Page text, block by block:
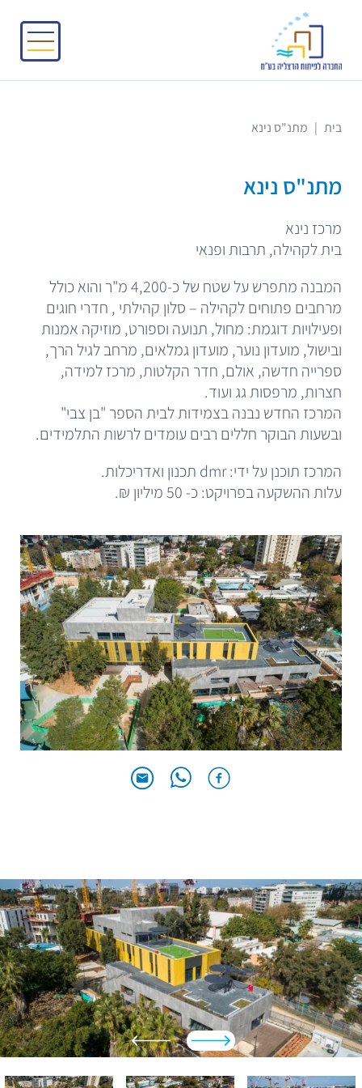
בית | מתנ"ס נינא
מתנ"ס נינא
מרכז נינא
בית לקהילה, תרבות ופנאי
המבנה מתפרש על שטח של כ-4,200 מ"ר והוא כולל
מרחבים פתוחים לקהילה – סלון קהילתי , חדרי חוגים
ופעילויות דוגמת: מחול, תנועה וספורט, מוזיקה אמנות
ובישול, מועדון נוער, מועדון גמלאים, מרחב לגיל הרך,
ספרייה חדשה, אולם, חדר הקלטות, מרכז למידה,
חצרות, מרפסות גג ועוד.
המרכז החדש נבנה בצמידות לבית הספר "בן צבי"
ובשעות הבוקר חללים רבים עומדים לרשות התלמידים.
המרכז תוכנן על ידי: dmr תכנון ואדריכלות.
עלות ההשקעה בפרויקט: כ- 50 מיליון ₪.